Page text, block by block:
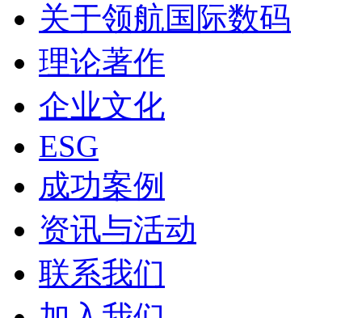
关于领航国际数码
理论著作
企业文化
ESG
成功案例
资讯与活动
联系我们